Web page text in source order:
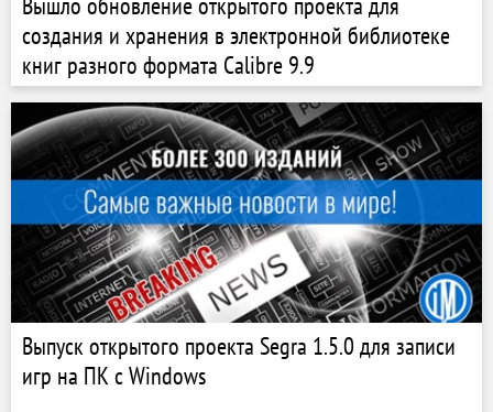
создания и хранения в электронной библиотеке
книг разного формата Calibre 9.9
Выпуск открытого проекта Segra 1.5.0 для записи
игр на ПК с Windows